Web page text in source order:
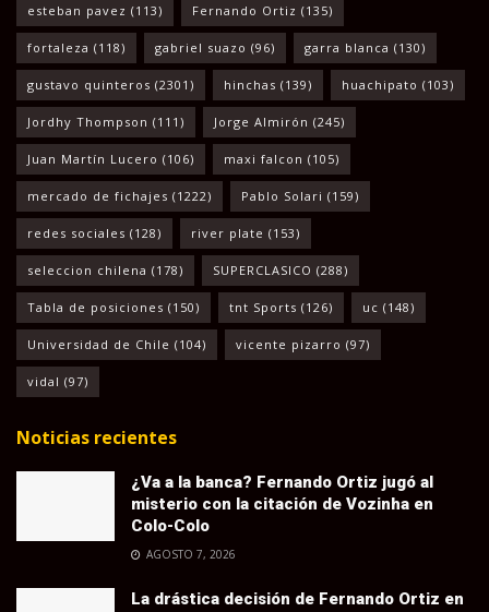
esteban pavez (113) Fernando Ortiz (135)
fortaleza (118) gabriel suazo (96) garra blanca (130)
gustavo quinteros (2301) hinchas (139) huachipato (103)
Jordhy Thompson (111) Jorge Almirón (245)
Juan Martín Lucero (106) maxi falcon (105)
mercado de fichajes (1222) Pablo Solari (159)
redes sociales (128) river plate (153)
seleccion chilena (178) SUPERCLASICO (288)
Tabla de posiciones (150) tnt Sports (126) uc (148)
Universidad de Chile (104) vicente pizarro (97)
vidal (97)
Noticias recientes
¿Va a la banca? Fernando Ortiz jugó al
misterio con la citación de Vozinha en
Colo-Colo
AGOSTO 7, 2026
La drástica decisión de Fernando Ortiz en